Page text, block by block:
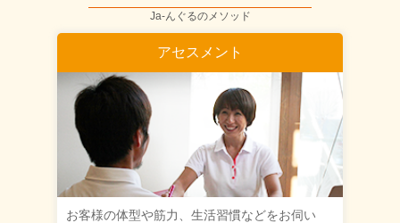
Ja-んぐるのメソッド
アセスメント
お客様の体型や筋力、生活習慣などをお伺い